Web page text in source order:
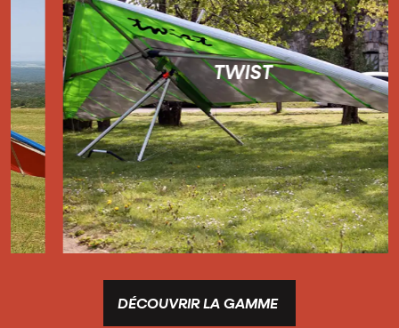
TWIST
DÉCOUVRIR LA GAMME